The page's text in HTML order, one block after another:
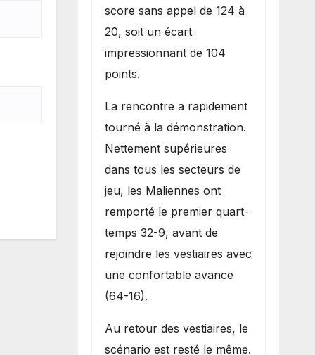
score sans appel de 124 à
20, soit un écart
impressionnant de 104
points.
La rencontre a rapidement
tourné à la démonstration.
Nettement supérieures
dans tous les secteurs de
jeu, les Maliennes ont
remporté le premier quart-
temps 32-9, avant de
rejoindre les vestiaires avec
une confortable avance
(64-16).
Au retour des vestiaires, le
scénario est resté le même.